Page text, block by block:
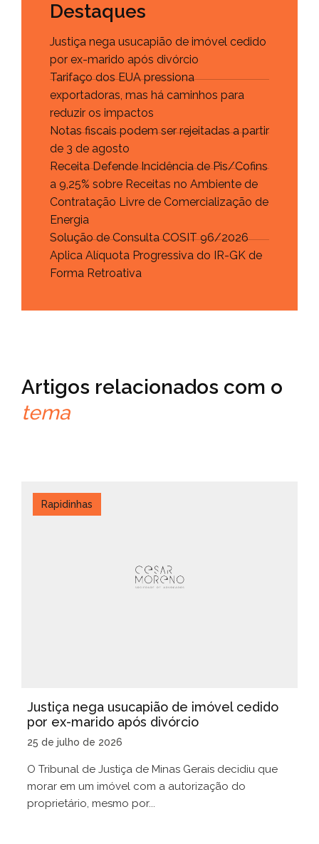
Destaques
Justiça nega usucapião de imóvel cedido
por ex-marido após divórcio
Tarifaço dos EUA pressiona
exportadoras, mas há caminhos para
reduzir os impactos
Notas fiscais podem ser rejeitadas a partir
de 3 de agosto
Receita Defende Incidência de Pis/Cofins
a 9,25% sobre Receitas no Ambiente de
Contratação Livre de Comercialização de
Energia
Solução de Consulta COSIT 96/2026
Aplica Alíquota Progressiva do IR-GK de
Forma Retroativa
Artigos relacionados com o
tema
Rapidinhas
Justiça nega usucapião de imóvel cedido
por ex-marido após divórcio
25 de julho de 2026
O Tribunal de Justiça de Minas Gerais decidiu que
morar em um imóvel com a autorização do
proprietário, mesmo por...